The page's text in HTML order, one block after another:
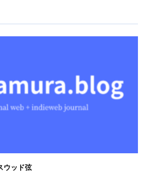
ウッド弦